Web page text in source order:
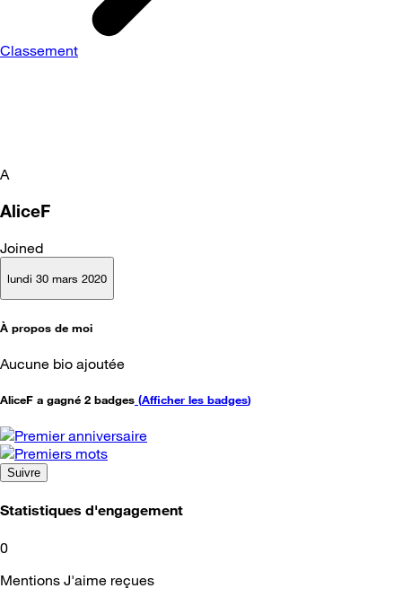
Classement
A
AliceF
Joined
lundi 30 mars 2020
À propos de moi
Aucune bio ajoutée
AliceF a gagné 2 badges (Afficher les badges)
Suivre
Statistiques d'engagement
0
Mentions J'aime reçues